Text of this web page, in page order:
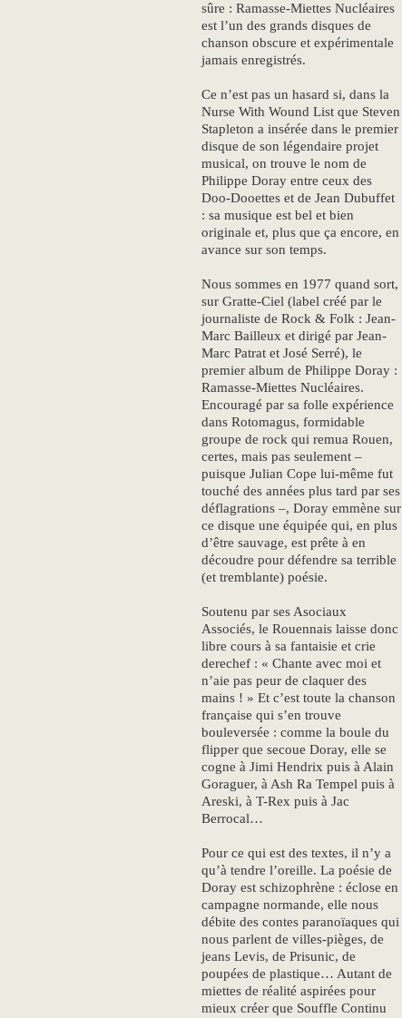
sûre : Ramasse-Miettes Nucléaires
est l’un des grands disques de
chanson obscure et expérimentale
jamais enregistrés.
Ce n’est pas un hasard si, dans la
Nurse With Wound List que Steven
Stapleton a insérée dans le premier
disque de son légendaire projet
musical, on trouve le nom de
Philippe Doray entre ceux des
Doo-Dooettes et de Jean Dubuffet
: sa musique est bel et bien
originale et, plus que ça encore, en
avance sur son temps.
Nous sommes en 1977 quand sort,
sur Gratte-Ciel (label créé par le
journaliste de Rock & Folk : Jean-
Marc Bailleux et dirigé par Jean-
Marc Patrat et José Serré), le
premier album de Philippe Doray :
Ramasse-Miettes Nucléaires.
Encouragé par sa folle expérience
dans Rotomagus, formidable
groupe de rock qui remua Rouen,
certes, mais pas seulement –
puisque Julian Cope lui-même fut
touché des années plus tard par ses
déflagrations –, Doray emmène sur
ce disque une équipée qui, en plus
d’être sauvage, est prête à en
découdre pour défendre sa terrible
(et tremblante) poésie.
Soutenu par ses Asociaux
Associés, le Rouennais laisse donc
libre cours à sa fantaisie et crie
derechef : « Chante avec moi et
n’aie pas peur de claquer des
mains ! » Et c’est toute la chanson
française qui s’en trouve
bouleversée : comme la boule du
flipper que secoue Doray, elle se
cogne à Jimi Hendrix puis à Alain
Goraguer, à Ash Ra Tempel puis à
Areski, à T-Rex puis à Jac
Berrocal…
Pour ce qui est des textes, il n’y a
qu’à tendre l’oreille. La poésie de
Doray est schizophrène : éclose en
campagne normande, elle nous
débite des contes paranoïaques qui
nous parlent de villes-pièges, de
jeans Levis, de Prisunic, de
poupées de plastique… Autant de
miettes de réalité aspirées pour
mieux créer que Souffle Continu